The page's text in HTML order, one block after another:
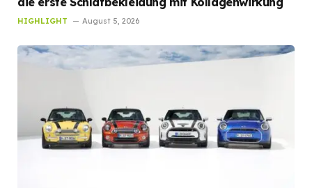
HIGHLIGHT August 5, 2026